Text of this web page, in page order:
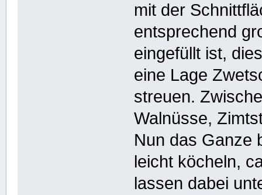
mit der
entsprechend
eingefüllt ist,
eine Lage
streuen.
Walnüsse,
Nun das Ganze
leicht köcheln,
lassen dabei